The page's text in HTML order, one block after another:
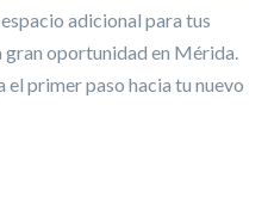
adicional para tus
oportunidad en Mérida.
el primer paso hacia tu nuevo